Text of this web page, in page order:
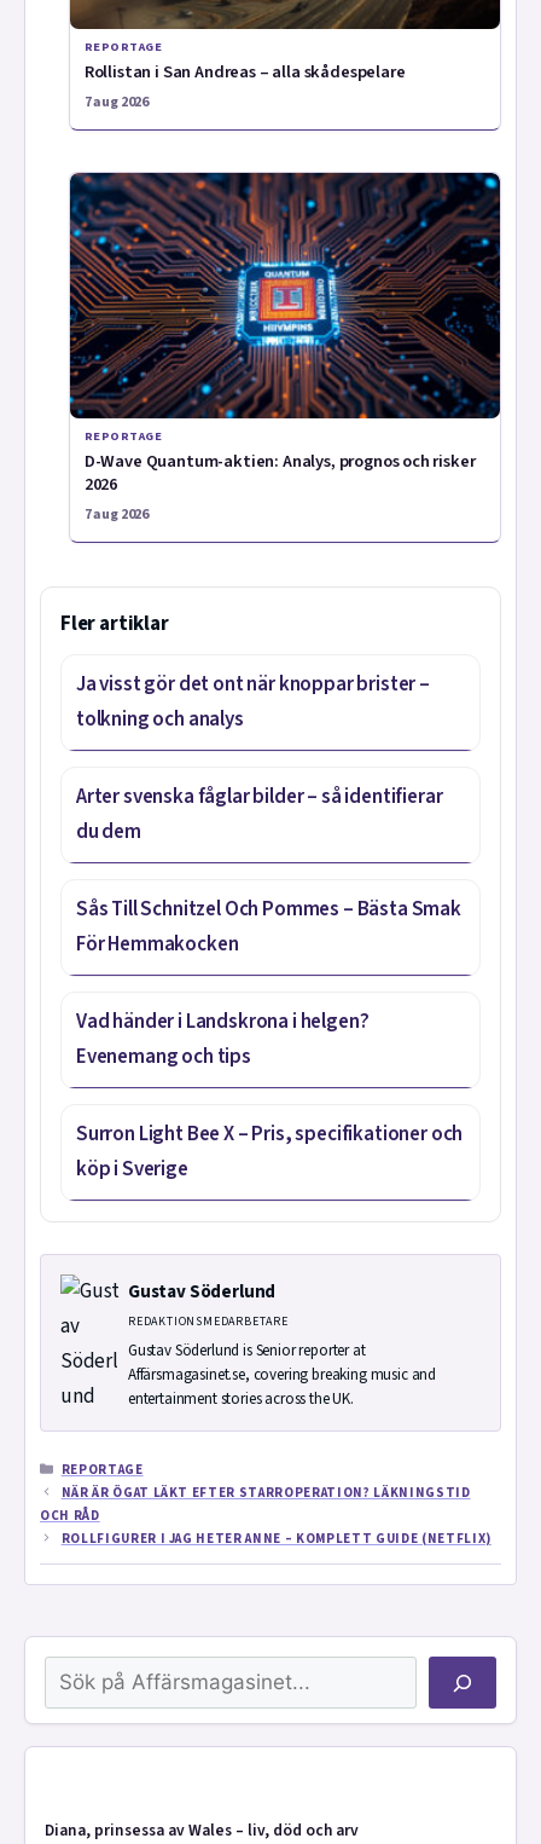
REPORTAGE
Rollistan i San Andreas – alla skådespelare
7 aug 2026
REPORTAGE
D-Wave Quantum-aktien: Analys, prognos och risker
2026
7 aug 2026
Fler artiklar
Ja visst gör det ont när knoppar brister –
tolkning och analys
Arter svenska fåglar bilder – så identifierar
du dem
Sås Till Schnitzel Och Pommes – Bästa Smak
För Hemmakocken
Vad händer i Landskrona i helgen?
Evenemang och tips
Surron Light Bee X – Pris, specifikationer och
köp i Sverige
Gustav Söderlund
REDAKTIONSMEDARBETARE
Gustav Söderlund is Senior reporter at
Affärsmagasinet.se, covering breaking music and
entertainment stories across the UK.
KATEGORIER
REPORTAGE
NÄR ÄR ÖGAT LÄKT EFTER STARROPERATION? LÄKNINGSTID
OCH RÅD
ROLLFIGURER I JAG HETER ANNE – KOMPLETT GUIDE (NETFLIX)
Sök
Diana, prinsessa av Wales – liv, död och arv